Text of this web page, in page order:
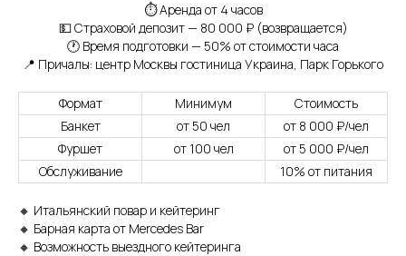
⏱ Аренда от 4 часов
💵 Страховой депозит — 80 000 ₽ (возвращается)
🕐 Время подготовки — 50% от стоимости часа
📍 Причалы: центр Москвы гостиница Украина, Парк Горького
Формат Минимум
Стоимость
Банкет
от 50 чел
от 8 000 ₽/чел
Фуршет
от 100 чел
от 5 000 ₽/чел
Обслуживание
10% от питания
🔸 Итальянский повар и кейтеринг
🔸 Барная карта от Mercedes Bar
🔸 Возможность выездного кейтеринга